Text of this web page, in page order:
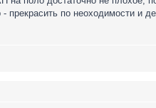
прекрасить по неоходимости и